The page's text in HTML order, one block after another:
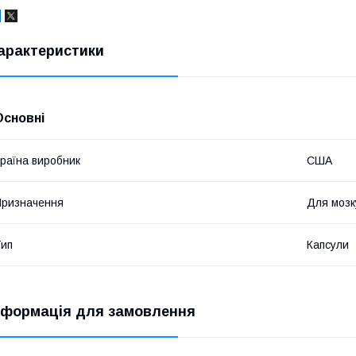
виробник США
Для
Капсули
для замовлення